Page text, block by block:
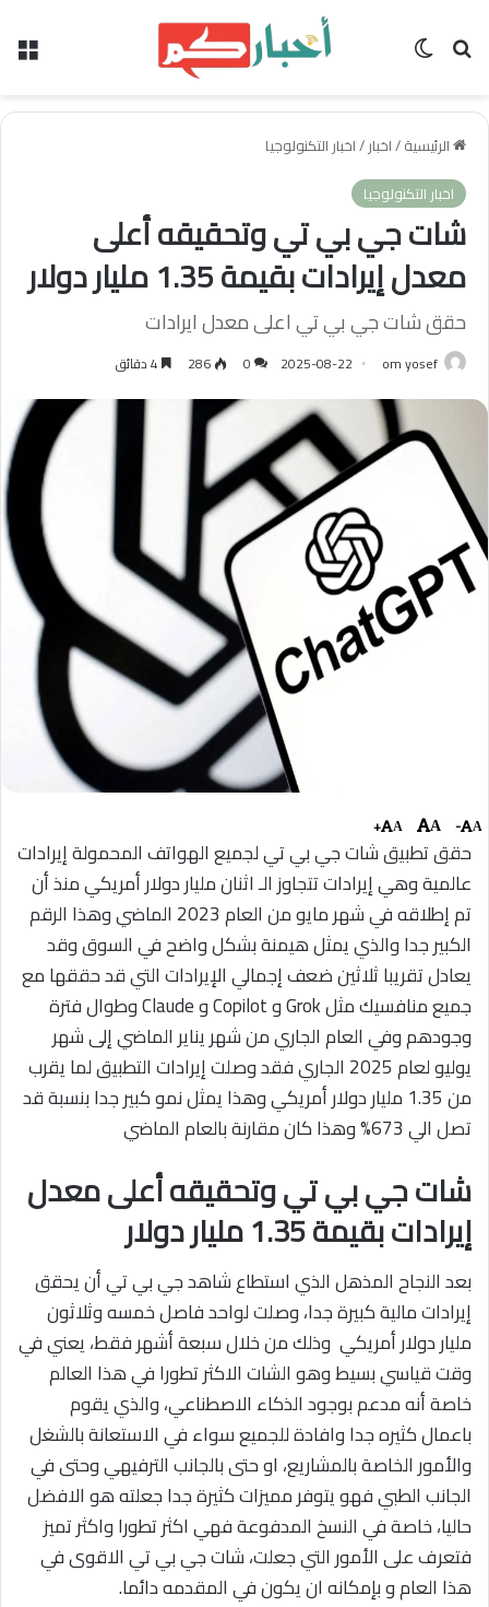
بحث عن الوضع المظلم
الرئيسية/اخبار/اخبار التكنولوجيا
اخبار التكنولوجيا
شات جي بي تي وتحقيقه أعلى
معدل إيرادات بقيمة 1.35 مليار دولار
حقق شات جي بي تي اعلى معدل ايرادات
om yosef
2025-08-22
0
286
A
-
A
A
+
حقق تطبيق شات جي بي تي لجميع الهواتف المحمولة إيرادات
عالمية وهي إيرادات تتجاوز الـ اثنان مليار دولار أمريكي منذ أن
تم إطلاقه في شهر مايو من العام 2023 الماضي وهذا الرقم
الكبير جدا والذي يمثل هيمنة بشكل واضح في السوق وقد
يعادل تقريبا ثلاثين ضعف إجمالي الإيرادات التي قد حققها مع
جميع منافسيك مثل Grok و Copilot و Claude وطوال فترة
وجودهم وفي العام الجاري من شهر يناير الماضي إلى شهر
يوليو لعام 2025 الجاري فقد وصلت إيرادات التطبيق لما يقرب
من 1.35 مليار دولار أمريكي وهذا يمثل نمو كبير جدا بنسبة قد
تصل الي 673% وهذا كان مقارنة بالعام الماضي
شات جي بي تي وتحقيقه أعلى معدل
إيرادات بقيمة 1.35 مليار دولار
بعد النجاح المذهل الذي استطاع شاهد جي بي تي أن يحقق
إيرادات مالية كبيرة جدا، وصلت لواحد فاصل خمسه وثلاثون
مليار دولار أمريكي وذلك من خلال سبعة أشهر فقط، يعني في
وقت قياسي بسيط وهو الشات الاكثر تطورا في هذا العالم
خاصة أنه مدعم بوجود الذكاء الاصطناعي، والذي يقوم
باعمال كثيره جدا وافادة للجميع سواء في الاستعانة بالشغل
والأمور الخاصة بالمشاريع، او حتى بالجانب الترفيهي وحتى في
الجانب الطبي فهو يتوفر مميزات كثيرة جدا جعلته هو الافضل
حاليا، خاصة في النسخ المدفوعة فهي اكثر تطورا واكثر تميز
فتعرف على الأمور التي جعلت، شات جي بي تي الاقوى في
هذا العام و بإمكانه ان يكون في المقدمه دائما.